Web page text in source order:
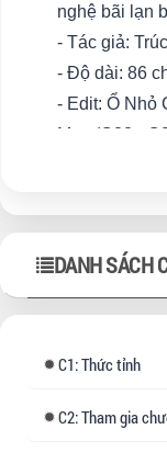
nghệ bãi lạn
- Tác giả:
- Độ dài: 86
- Edit: Ổ Nhỏ
May (C22 -
duyên , Pháo
Chương trình
người trong
DANH SÁCH
1: Thức tỉnh
2: Tham gia